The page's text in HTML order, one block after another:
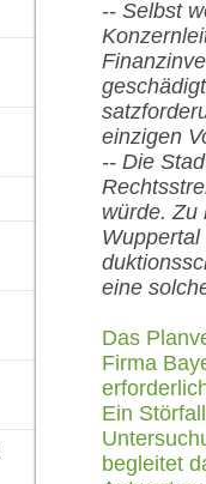
-- Selbst
einzigen
-- Die
würde. Zu
eine
Das
Firma
Ein
begleitet